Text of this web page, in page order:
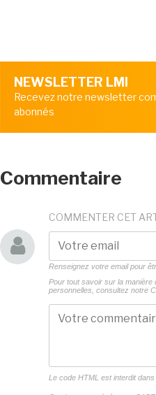
NEWSLETTER LMI
Recevez notre newsletter
abonnés
Commentaire
COMMENTER CET
Renseignez votre email pour
Pour tout savoir sur la
personnelles, consultez notre
Le code HTML est interdit